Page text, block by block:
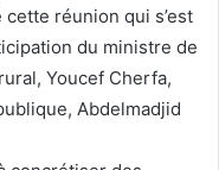
réunion qui s’est
du ministre de
Youcef Cherfa,
Abdelmadjid